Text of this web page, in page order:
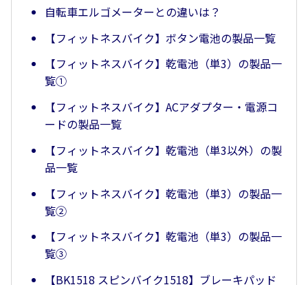
自転車エルゴメーターとの違いは？
【フィットネスバイク】ボタン電池の製品一覧
【フィットネスバイク】乾電池（単3）の製品一
覧①
【フィットネスバイク】ACアダプター・電源コ
ードの製品一覧
【フィットネスバイク】乾電池（単3以外）の製
品一覧
【フィットネスバイク】乾電池（単3）の製品一
覧②
【フィットネスバイク】乾電池（単3）の製品一
覧③
【BK1518 スピンバイク1518】ブレーキパッド